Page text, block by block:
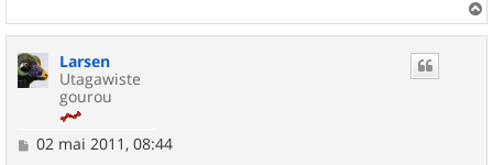
a
Larsen
Utagawiste
gourou
M
02 mai 2011, 08:44